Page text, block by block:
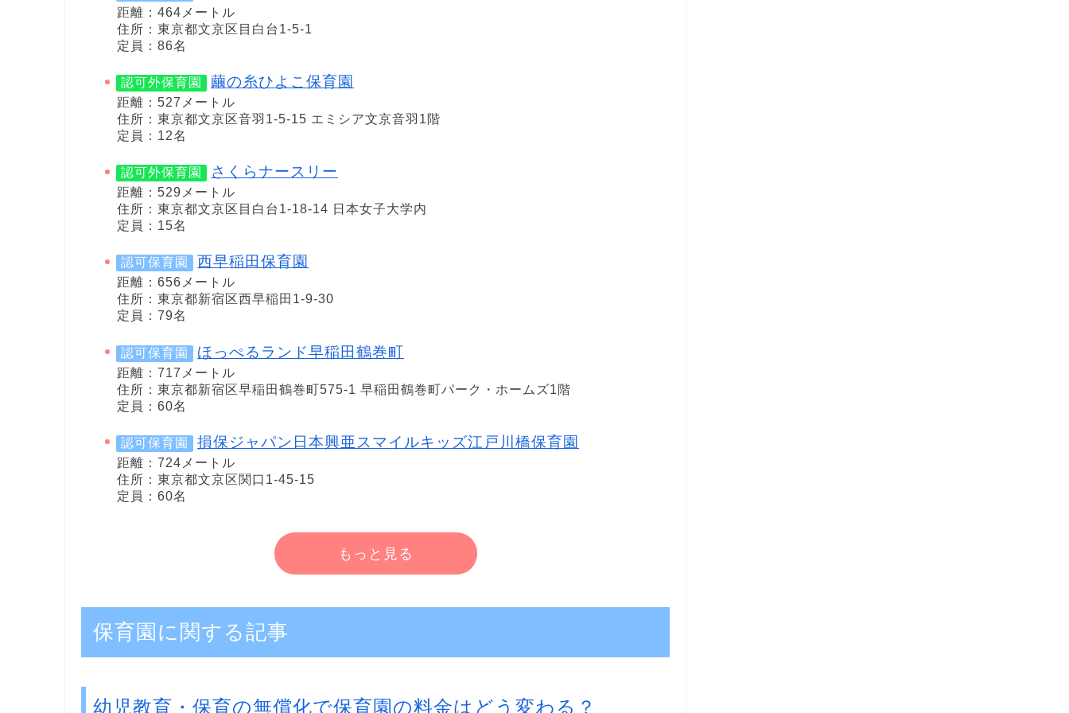
距離：464メートル
住所：東京都文京区目白台1-5-1
定員：86名
認可外保育園 繭の糸ひよこ保育園
距離：527メートル
住所：東京都文京区音羽1-5-15 エミシア文京音羽1階
定員：12名
認可外保育園 さくらナースリー
距離：529メートル
住所：東京都文京区目白台1-18-14 日本女子大学内
定員：15名
認可保育園 西早稲田保育園
距離：656メートル
住所：東京都新宿区西早稲田1-9-30
定員：79名
認可保育園 ほっぺるランド早稲田鶴巻町
距離：717メートル
住所：東京都新宿区早稲田鶴巻町575-1 早稲田鶴巻町パーク・ホームズ1階
定員：60名
認可保育園 損保ジャパン日本興亜スマイルキッズ江戸川橋保育園
距離：724メートル
住所：東京都文京区関口1-45-15
定員：60名
もっと見る
保育園に関する記事
幼児教育・保育の無償化で保育園の料金はどう変わる？